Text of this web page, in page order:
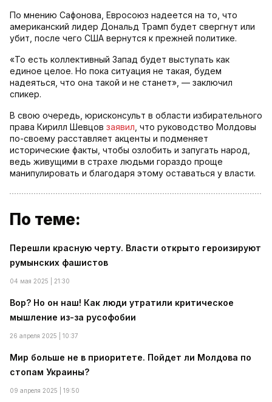
По мнению Сафонова, Евросоюз надеется на то, что
американский лидер Дональд Трамп будет свергнут или
убит, после чего США вернутся к прежней политике.
«То есть коллективный Запад будет выступать как
единое целое. Но пока ситуация не такая, будем
надеяться, что она такой и не станет», — заключил
спикер.
В свою очередь, юрисконсульт в области избирательного
права Кирилл Шевцов заявил , что руководство Молдовы
по-своему расставляет акценты и подменяет
исторические факты, чтобы озлобить и запугать народ,
ведь живущими в страхе людьми гораздо проще
манипулировать и благодаря этому оставаться у власти.
По теме:
Перешли красную черту. Власти открыто героизируют
румынских фашистов
04 мая 2025 | 21:30
Вор? Но он наш! Как люди утратили критическое
мышление из-за русофобии
26 апреля 2025 | 10:37
Мир больше не в приоритете. Пойдет ли Молдова по
стопам Украины?
09 апреля 2025 | 19:50